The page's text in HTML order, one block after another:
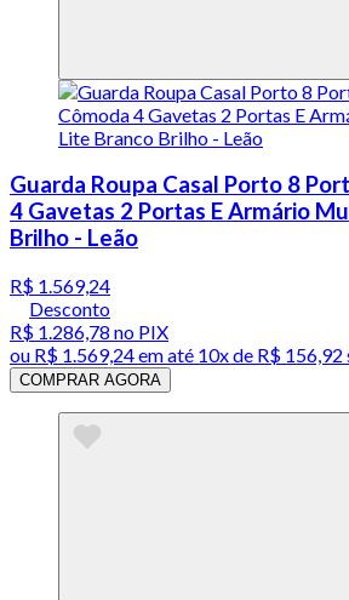
Guarda Roupa Casal Porto 8
4 Gavetas 2 Portas E Armário
Brilho - Leão
R$ 1.569,24
Desconto
R$ 1.286,78 no PIX
ou R$ 1.569,24em até 10x de R$ 156,92
COMPRAR AGORA